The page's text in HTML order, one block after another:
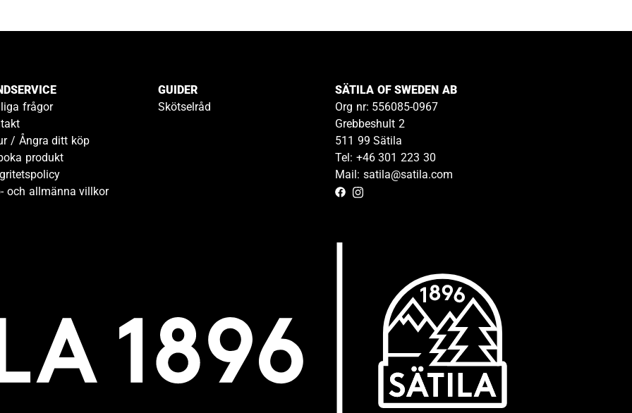
frågor
/ Ångra ditt köp
produkt
och allmänna villkor
GUIDER
Skötselråd
SÄTILA OF SWEDEN AB
Org nr: 556085-0967
Grebbeshult 2
511 99 Sätila
Tel: +46 301 223 30
Mail: satila@satila.com